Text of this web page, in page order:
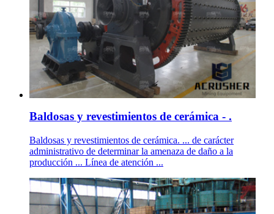
Baldosas y revestimientos de cerámica - .
Baldosas y revestimientos de cerámica. ... de carácter
administrativo de determinar la amenaza de daño a la
producción ... Línea de atención ...